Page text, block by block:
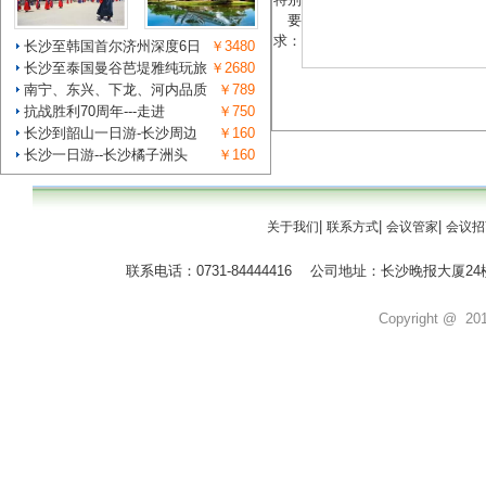
长沙至韩国首尔济州深度6日
￥3480
长沙至泰国曼谷芭堤雅纯玩旅 ￥2680
南宁、东兴、下龙、河内品质
￥789
抗战胜利70周年---走进
￥750
长沙到韶山一日游-长沙周边
￥160
长沙一日游--长沙橘子洲头
￥160
要
求：
关于我们 联系方式 会议管家 会议
联系电话：0731-84444416 公司地址：长沙晚报大
Copyright @